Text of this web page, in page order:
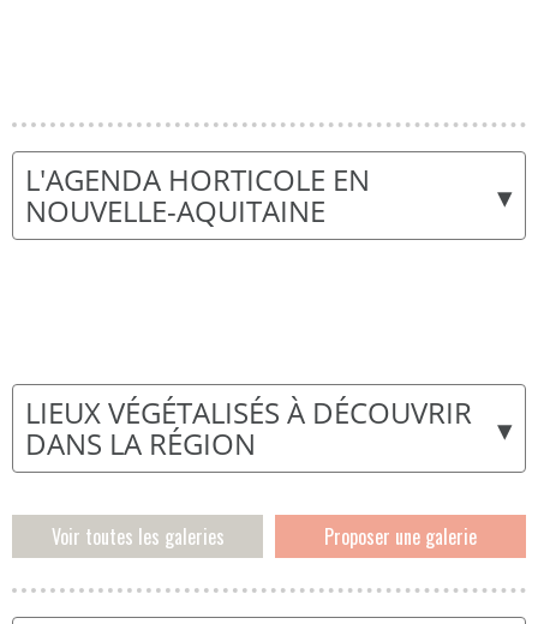
▾
L'AGENDA HORTICOLE EN
NOUVELLE-AQUITAINE
▾
LIEUX VÉGÉTALISÉS À DÉCOUVRIR
DANS LA RÉGION
Voir toutes les galeries Proposer une galerie